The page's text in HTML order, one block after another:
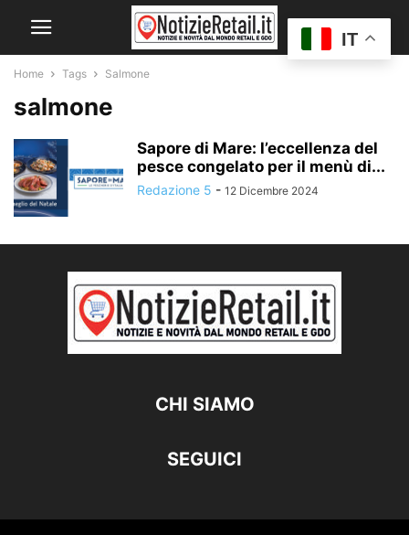
Home Tags Salmone
salmone
Sapore di Mare: l’eccellenza del
pesce congelato per il menù di...
Redazione 5 - 12 Dicembre 2024
CHI SIAMO
SEGUICI
IT